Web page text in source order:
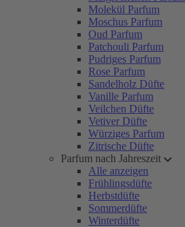
Molekül Parfum
Moschus Parfum
Oud Parfum
Patchouli Parfum
Pudriges Parfum
Rose Parfum
Sandelholz Düfte
Vanille Parfum
Veilchen Düfte
Vetiver Düfte
Würziges Parfum
Zitrische Düfte
Parfum nach Jahreszeit
Alle anzeigen
Frühlingsdüfte
Herbstdüfte
Sommerdüfte
Winterdüfte